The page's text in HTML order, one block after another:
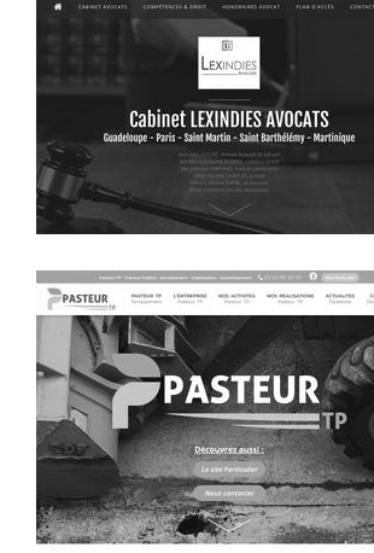
~314€/mois économisés d'annonces commerciales
~333€/mois économisés d'annonces commerciales